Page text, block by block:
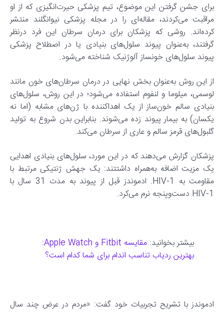
برای جشن گرفتن این موضوع، تیم پزشکی حیرت‌انگیزی که از او
مراقبت می‌کردند، مقاله‌ای را در مجله پزشکی نیوانگلند منتشر
کرده‌اند. روشی که پزشکان برای درمان سرطان این فرد درنظر
گرفتند، به‌عنوان پیوند سلول‌های بنیادی یا در اصطلاح پزشکی
پیوند سلول‌های خونساز آلوژنیک شناخته می‌شود.
از این روش به‌عنوان بخش نهایی در درمان سرطان‌های خون مانند
لوسمی، میلوما و لنفوم استفاده می‌شود؛ در این روش، سلول‌های
بنیادی سالم خون‌ساز از یک اهداکننده با ژن‌های مشابه (اما نه
یکسان) به بیمار پیوند زده می‌شوند. بنابراین بدن شروع به تولید
گلبول‌های قرمز سالم و عاری از سرطان می‌کند.
پزشکان گزارش می‌دهند که در این مورد، سلول‌های بنیادی اهدایی
یک مزیت اضافه به‌همراه داشتتند: یک جهش ژنتیکی مرتبط با
مقاومت به HIV-1. ادموندز قبل از پیوند به مدت 31 سال با
HIV-1 دست‌وپنجه نرم می‌کرد.
بیشتر بخوانید:
مقایسه Fitbit و Apple Watch:
بهترین ردیاب تناسب اندام برای شما کدام است؟
ادموندز با تشریح تجربیات خود گفت: «مردم در عرض چند سال